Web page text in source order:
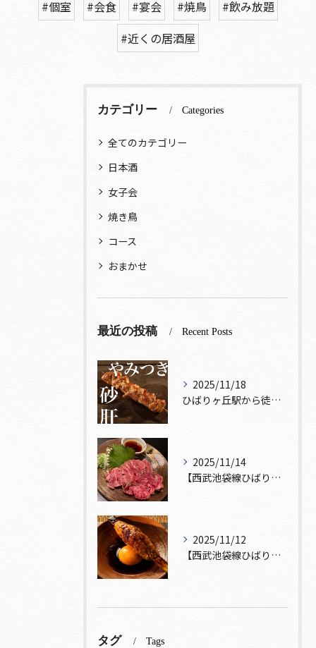
#個室 #会食 #宴会 #焼鳥
#飲み放題
#近くの居酒屋
カテゴリー Categories
全てのカテゴリー
日本酒
女子会
焼き鳥
コース
おまかせ
最近の投稿 Recent Posts
2025/11/18
ひばりヶ丘駅から徒歩5分🚶‍♀️雰囲気の良い居酒屋をお探しな...
2025/11/14
【西武池袋線ひばりヶ丘駅】から徒歩5分🚶
2025/11/12
【西武池袋線ひばりヶ丘駅】から徒歩5分圏内🚶‍♀️！
タグ Tags